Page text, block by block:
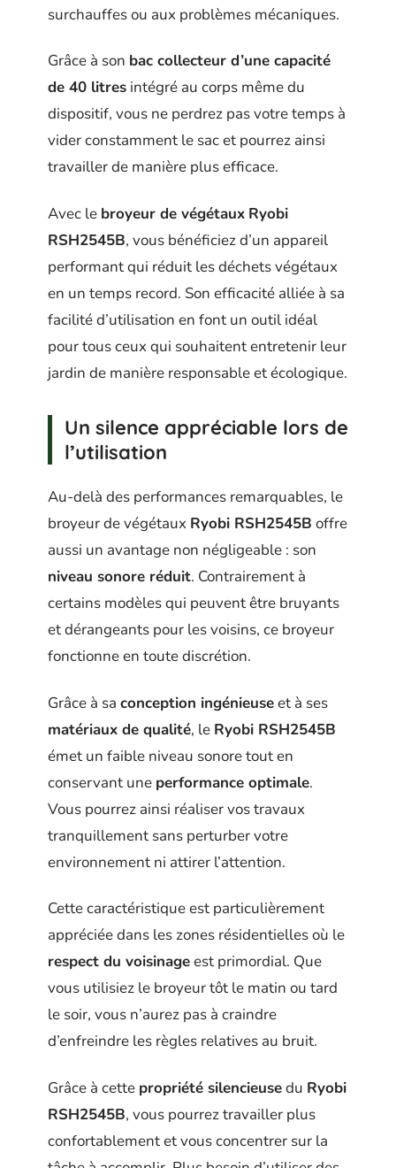
surchauffes ou aux problèmes mécaniques.
Grâce à son bac collecteur d’une capacité
de 40 litres intégré au corps même du
dispositif, vous ne perdrez pas votre temps à
vider constamment le sac et pourrez ainsi
travailler de manière plus efficace.
Avec le broyeur de végétaux Ryobi
RSH2545B, vous bénéficiez d’un appareil
performant qui réduit les déchets végétaux
en un temps record. Son efficacité alliée à sa
facilité d’utilisation en font un outil idéal
pour tous ceux qui souhaitent entretenir leur
jardin de manière responsable et écologique.
Un silence appréciable lors de
l’utilisation
Au-delà des performances remarquables, le
broyeur de végétaux Ryobi RSH2545B offre
aussi un avantage non négligeable : son
niveau sonore réduit. Contrairement à
certains modèles qui peuvent être bruyants
et dérangeants pour les voisins, ce broyeur
fonctionne en toute discrétion.
Grâce à sa conception ingénieuseet à ses
matériaux de qualité, le Ryobi RSH2545B
émet un faible niveau sonore tout en
conservant une performance optimale.
Vous pourrez ainsi réaliser vos travaux
tranquillement sans perturber votre
environnement ni attirer l’attention.
Cette caractéristique est particulièrement
appréciée dans les zones résidentielles où le
respect du voisinageest primordial. Que
vous utilisiez le broyeur tôt le matin ou tard
le soir, vous n’aurez pas à craindre
d’enfreindre les règles relatives au bruit.
Grâce à cette propriété silencieusedu Ryobi
RSH2545B, vous pourrez travailler plus
confortablement et vous concentrer sur la